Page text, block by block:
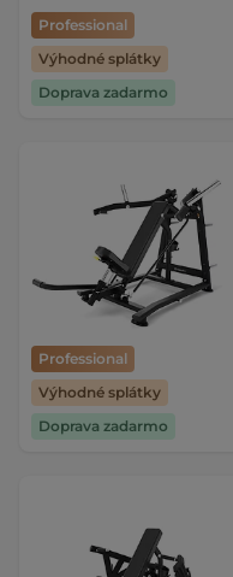
Professional
Výhodné splátky
Doprava zadarmo
Professional
Výhodné splátky
Doprava zadarmo